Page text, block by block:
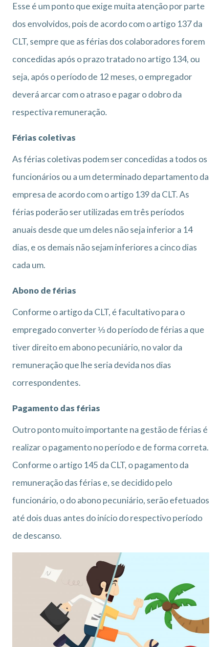
Esse é um ponto que exige muita atenção por parte
dos envolvidos, pois de acordo com o artigo 137 da
CLT, sempre que as férias dos colaboradores forem
concedidas após o prazo tratado no artigo 134, ou
seja, após o período de 12 meses, o empregador
deverá arcar com o atraso e pagar o dobro da
respectiva remuneração.
Férias coletivas
As férias coletivas podem ser concedidas a todos os
funcionários ou a um determinado departamento da
empresa de acordo com o artigo 139 da CLT. As
férias poderão ser utilizadas em três períodos
anuais desde que um deles não seja inferior a 14
dias, e os demais não sejam inferiores a cinco dias
cada um.
Abono de férias
Conforme o artigo da CLT, é facultativo para o
empregado converter ⅓ do período de férias a que
tiver direito em abono pecuniário, no valor da
remuneração que lhe seria devida nos dias
correspondentes.
Pagamento das férias
Outro ponto muito importante na gestão de férias é
realizar o pagamento no período e de forma correta.
Conforme o artigo 145 da CLT, o pagamento da
remuneração das férias e, se decidido pelo
funcionário, o do abono pecuniário, serão efetuados
até dois duas antes do início do respectivo período
de descanso.